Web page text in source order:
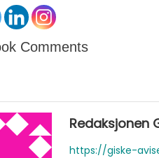
Comments
Redaksjonen
https://giske-